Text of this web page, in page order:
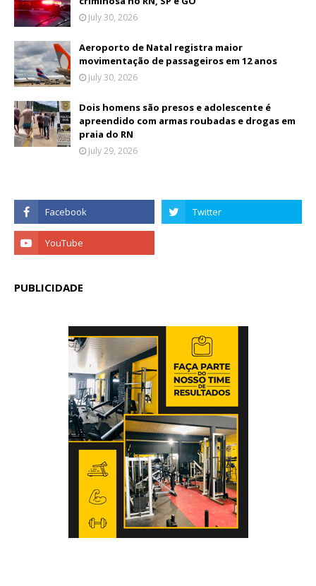
July 30, 2026
Aeroporto de Natal registra maior
movimentação de passageiros em 12 anos
July 30, 2026
Dois homens são presos e adolescente é
apreendido com armas roubadas e drogas em
praia do RN
July 29, 2026
PUBLICIDADE